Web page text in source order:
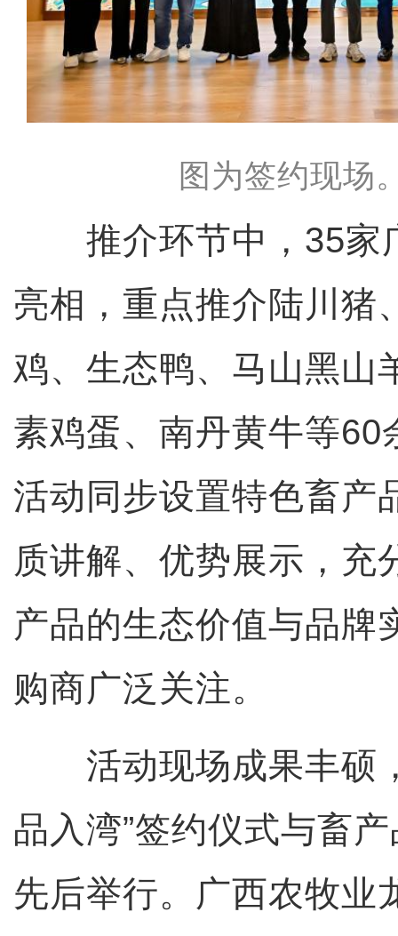
图为签约现场
推介环节中，35家
亮相，重点推介陆川猪
鸡、生态鸭、马山黑山
素鸡蛋、南丹黄牛等60
活动同步设置特色畜产
质讲解、优势展示，充
产品的生态价值与品牌
购商广泛关注。
活动现场成果丰硕
品入湾”签约仪式与畜
先后举行。广西农牧业